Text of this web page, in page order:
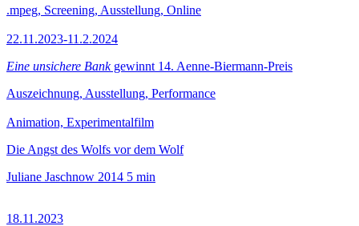
.mpeg, Screening, Ausstellung, Online
22.11.2023-11.2.2024
Eine unsichere Bankgewinnt 14. Aenne-Biermann-Preis
Auszeichnung, Ausstellung, Performance
Animation, Experimentalfilm
Die Angst des Wolfs vor dem Wolf
Juliane Jaschnow 2014 5 min
18.11.2023